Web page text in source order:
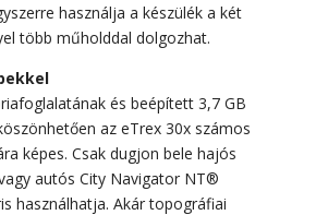
használja a készülék a két
több műholddal dolgozhat.
és beépített 3,7 GB
az eTrex 30x számos
képes. Csak dugjon bele hajós
autós City Navigator NT®
használhatja. Akár topográfiai